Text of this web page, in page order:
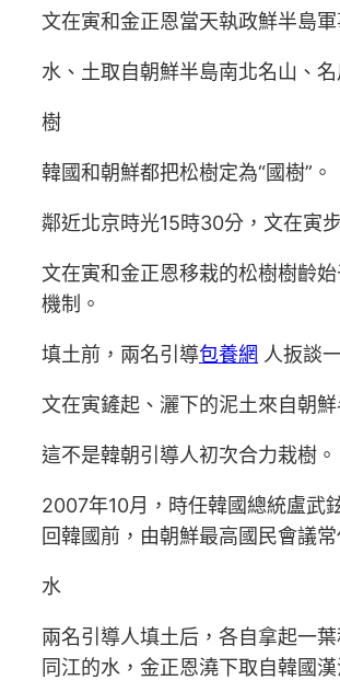
文在寅和金正恩當天執政鮮半島
水、土取自朝鮮半島南北名山、
樹
韓國和朝鮮都把松樹定為“國樹”。
鄰近北京時光15時30分，文在寅
文在寅和金正恩移栽的松樹樹齡
機制。
填土前，兩名引導包養網 人扳談
文在寅鏟起、灑下的泥土來自朝
這不是韓朝引導人初次合力栽樹。
2007年10月，時任韓國總統盧武
回韓國前，由朝鮮最高國民會議
水
兩名引導人填土后，各自拿起一
同江的水，金正恩澆下取自韓國漢